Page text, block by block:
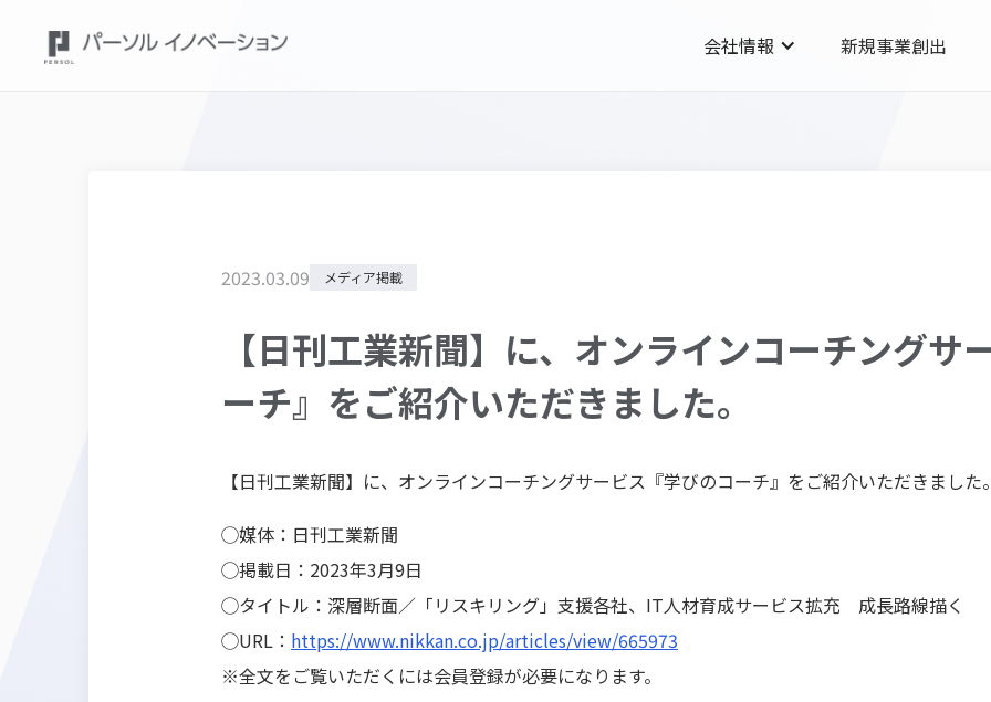
会社情報 新規事業創出
2023.03.09 メディア掲載
【日刊工業新聞】に、オンラインコーチングサ
ーチ』をご紹介いただきました。
【日刊工業新聞】に、オンラインコーチングサービス『学びのコーチ』をご紹介いただきました
◯媒体：日刊工業新聞
◯掲載日：2023年3月9日
◯タイトル：深層断面／「リスキリング」支援各社、IT人材育成サービス拡充 成長路線描く
◯URL： https://www.nikkan.co.jp/articles/view/665973
※全文をご覧いただくには会員登録が必要になります。